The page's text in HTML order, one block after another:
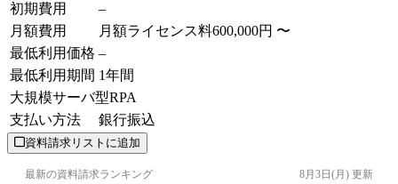
初期費用
–
月額費用
月額ライセンス料600,000円 〜
最低利用価格 –
最低利用期間 1年間
大規模サーバ型RPA
支払い方法
銀行振込
資料請求リストに追加
最新の資料請求ランキング 8月3日(月) 更新